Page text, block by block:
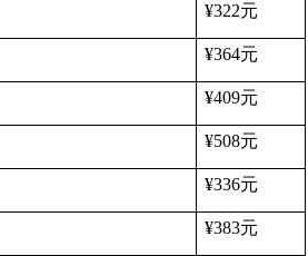
¥322元
¥364元
¥409元
¥508元
¥336元
¥383元